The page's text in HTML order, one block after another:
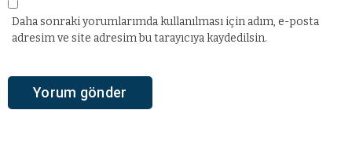
Daha sonraki yorumlarımda kullanılması için adım, e-posta
adresim ve site adresim bu tarayıcıya kaydedilsin.